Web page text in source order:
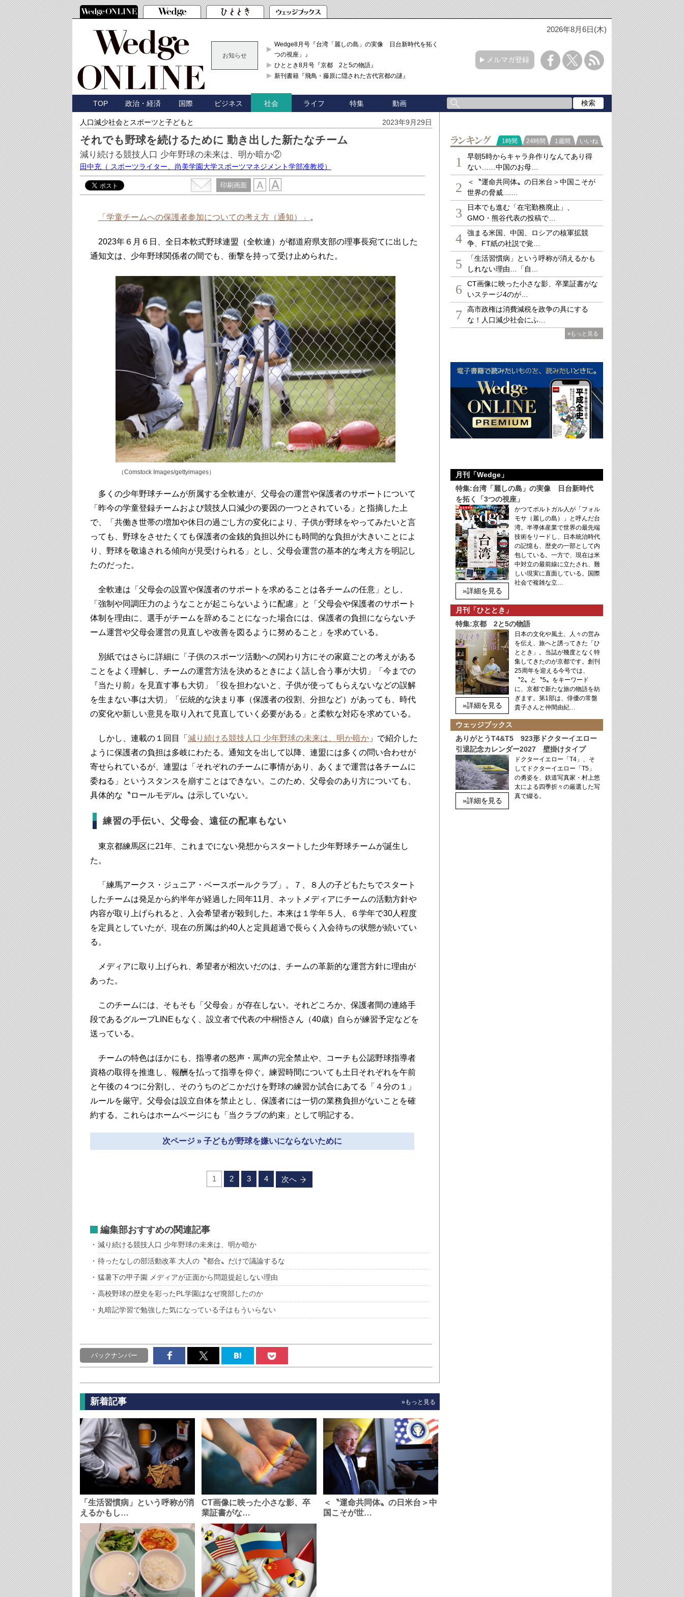
2026年8月6日(木)
お知らせ
Wedge8月号『台湾「麗しの島」の実像 日台新時代を拓く「3
つの視座」』
ひととき8月号『京都 2と5の物語』
新刊書籍『飛鳥・藤原に隠された古代宮都の謎』
メルマガ登録
TOP 政治・経済 国際 ビジネス 社会 ライフ 特集 動画
人口減少社会とスポーツと子どもと 2023年9月29日
それでも野球を続けるために 動き出した新たなチーム
減り続ける競技人口 少年野球の未来は、明か暗か②
田中充 （ スポーツライター、尚美学園大学スポーツマネジメント学部准教授）
印刷画面
「学童チームへの保護者参加についての考え方（通知）」 。
2023年６月６日、全日本軟式野球連盟（全軟連）が都道府県支部の理事長宛てに出した
通知文は、少年野球関係者の間でも、衝撃を持って受け止められた。
（Comstock Images/gettyimages）
多くの少年野球チームが所属する全軟連が、父母会の運営や保護者のサポートについて
「昨今の学童登録チームおよび競技人口減少の要因の一つとされている」と指摘した上
で、「共働き世帯の増加や休日の過ごし方の変化により、子供が野球をやってみたいと言
っても、野球をさせたくても保護者の金銭的負担以外にも時間的な負担が大きいことによ
り、野球を敬遠される傾向が見受けられる」とし、父母会運営の基本的な考え方を明記し
たのだった。
全軟連は「父母会の設置や保護者のサポートを求めることは各チームの任意」とし、
「強制や同調圧力のようなことが起こらないように配慮」と「父母会や保護者のサポート
体制を理由に、選手がチームを辞めることになった場合には、保護者の負担にならないチ
ーム運営や父母会運営の見直しや改善を図るように努めること」を求めている。
別紙ではさらに詳細に「子供のスポーツ活動への関わり方にその家庭ごとの考えがある
ことをよく理解し、チームの運営方法を決めるときによく話し合う事が大切」「今までの
『当たり前』を見直す事も大切」「役を担わないと、子供が使ってもらえないなどの誤解
を生まない事は大切」「伝統的な決まり事（保護者の役割、分担など）があっても、時代
の変化や新しい意見を取り入れて見直していく必要がある」と柔軟な対応を求めている。
しかし、連載の１回目「 減り続ける競技人口 少年野球の未来は、明か暗か 」で紹介した
ように保護者の負担は多岐にわたる。通知文を出して以降、連盟には多くの問い合わせが
寄せられているが、連盟は「それぞれのチームに事情があり、あくまで運営は各チームに
委ねる」というスタンスを崩すことはできない。このため、父母会のあり方についても、
具体的な〝ロールモデル〟は示していない。
練習の手伝い、父母会、遠征の配車もない
東京都練馬区に21年、これまでにない発想からスタートした少年野球チームが誕生し
た。
「練馬アークス・ジュニア・ベースボールクラブ」。７、８人の子どもたちでスタート
したチームは発足から約半年が経過した同年11月、ネットメディアにチームの活動方針や
内容が取り上げられると、入会希望者が殺到した。本来は１学年５人、６学年で30人程度
を定員としていたが、現在の所属は約40人と定員超過で長らく入会待ちの状態が続いてい
る。
メディアに取り上げられ、希望者が相次いだのは、チームの革新的な運営方針に理由が
あった。
このチームには、そもそも「父母会」が存在しない。それどころか、保護者間の連絡手
段であるグループLINEもなく、設立者で代表の中桐悟さん（40歳）自らが練習予定などを
送っている。
チームの特色はほかにも、指導者の怒声・罵声の完全禁止や、コーチも公認野球指導者
資格の取得を推進し、報酬を払って指導を仰ぐ。練習時間についても土日それぞれを午前
と午後の４つに分割し、そのうちのどこかだけを野球の練習か試合にあてる「４分の１」
ルールを厳守。父母会は設立自体を禁止とし、保護者には一切の業務負担がないことを確
約する。これらはホームページにも「当クラブの約束」として明記する。
次ページ » 子どもが野球を嫌いにならないために
1 2 3 4 次へ
編集部おすすめの関連記事
減り続ける競技人口 少年野球の未来は、明か暗か
待ったなしの部活動改革 大人の〝都合〟だけで議論するな
猛暑下の甲子園 メディアが正面から問題提起しない理由
高校野球の歴史を彩ったPL学園はなぜ廃部したのか
丸暗記学習で勉強した気になっている子はもういらない
バックナンバー
新着記事 »もっと見る
「生活習慣病」という呼称が消
えるかもし…
CT画像に映った小さな影、卒
業証書がな…
＜〝運命共同体〟の日米台＞中
国こそが世…
ランキング
1時間 24時間 1週間 いいね
1
早朝5時からキャラ弁作りなんてあり得
ない……中国のお母…
2
＜〝運命共同体〟の日米台＞中国こそが
世界の脅威....…
3
日本でも進む「在宅勤務廃止」、
GMO・熊谷代表の投稿で…
4
強まる米国、中国、ロシアの核軍拡競
争、FT紙の社説で覚…
5
「生活習慣病」という呼称が消えるかも
しれない理由…「自…
6
CT画像に映った小さな影、卒業証書がな
いステージ4のが…
7
高市政権は消費減税を政争の具にする
な！人口減少社会にふ…
»もっと見る
月刊「Wedge」
特集:台湾「麗しの島」の実像 日台新時代
を拓く「3つの視座」
»詳細を見る
かつてポルトガル人が「フォル
モサ（麗しの島）」と呼んだ台
湾。半導体産業で世界の最先端
技術をリードし、日本統治時代
の記憶も、歴史の一部として内
包している。一方で、現在は米
中対立の最前線に立たされ、難
しい現実に直面している。国際
社会で複雑な立…
月刊「ひととき」
特集:京都 2と5の物語
»詳細を見る
日本の文化や風土、人々の営み
を伝え、旅へと誘ってきた「ひ
ととき」。当誌が幾度となく特
集してきたのが京都です。創刊
25周年を迎える今号では、
〝2〟と〝5〟をキーワード
に、京都で新たな旅の物語を紡
ぎます。第1部は、俳優の常盤
貴子さんと仲間由紀…
ウェッジブックス
ありがとうT4&T5 923形ドクターイエロー
引退記念カレンダー2027 壁掛けタイプ
»詳細を見る
ドクターイエロー「T4」、そ
してドクターイエロー「T5」
の勇姿を、鉄道写真家・村上悠
太による四季折々の厳選した写
真で綴る。